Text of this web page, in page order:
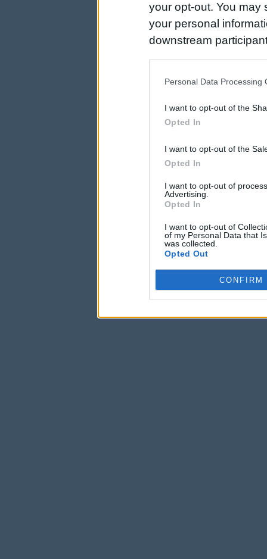
your opt-out. You may
your personal
downstream
us to third parties on
Personal Data Processing
I want to opt-out of the
Opted In
I want to opt-out of the
Opted In
I want to opt-out of
Advertising.
Opted In
I want to opt-out of
of my Personal Data that
was collected.
Opted Out
CONFIRM